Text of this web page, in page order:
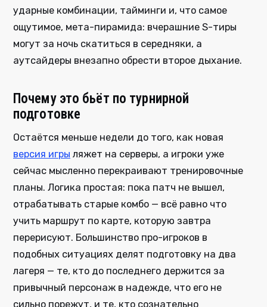
ударные комбинации, тайминги и, что самое
ощутимое, мета-пирамида: вчерашние S-тиры
могут за ночь скатиться в середняки, а
аутсайдеры внезапно обрести второе дыхание.
Почему это бьёт по турнирной
подготовке
Остаётся меньше недели до того, как новая
версия игры ляжет на серверы, а игроки уже
сейчас мысленно перекраивают тренировочные
планы. Логика простая: пока патч не вышел,
отрабатывать старые комбо — всё равно что
учить маршрут по карте, которую завтра
перерисуют. Большинство про-игроков в
подобных ситуациях делят подготовку на два
лагеря — те, кто до последнего держится за
привычный персонаж в надежде, что его не
сильно порежут, и те, кто сознательно